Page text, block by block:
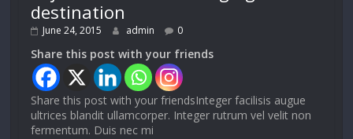
destination
June 24, 2015 admin 0
Share this post with your friends
Share this post with your friendsInteger facilisis augue
ultrices blandit ullamcorper. Integer rutrum vel velit non
fermentum. Duis nec mi